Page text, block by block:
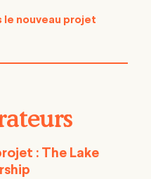
le nouveau projet
: The Lake